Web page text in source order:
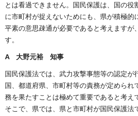
とは看過できません。国民保護は、国の役
に市町村が捉えないためにも、県が積極的
平素の意思疎通が必要であると考えますが
す。
A 大野元裕 知事
国民保護法では、武力攻撃事態等の認定が
国、都道府県、市町村等の責務が定められ
務を果たすことは極めて重要であると考え
そこで、県では、県と市町村が国民保護法